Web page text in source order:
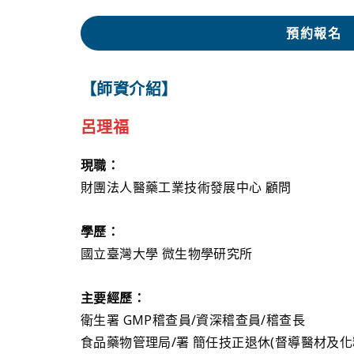
預約報名
【師資介紹】
呂理福
現職：
財團法人醫藥工業技術發展中心 顧問
學歷：
國立臺灣大學 微生物學研究所
主要經歷：
衛生署 GMP稽查員/資深稽查員/稽查長
食品藥物管理局/署 簡任技正退休(督導醫材及